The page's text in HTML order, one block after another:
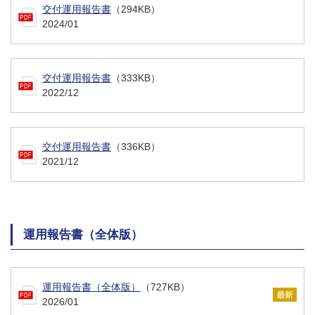
交付運用報告書 （294KB）
2024/01
交付運用報告書 （333KB）
2022/12
交付運用報告書 （336KB）
2021/12
運用報告書（全体版）
運用報告書（全体版）
（727KB）
2026/01